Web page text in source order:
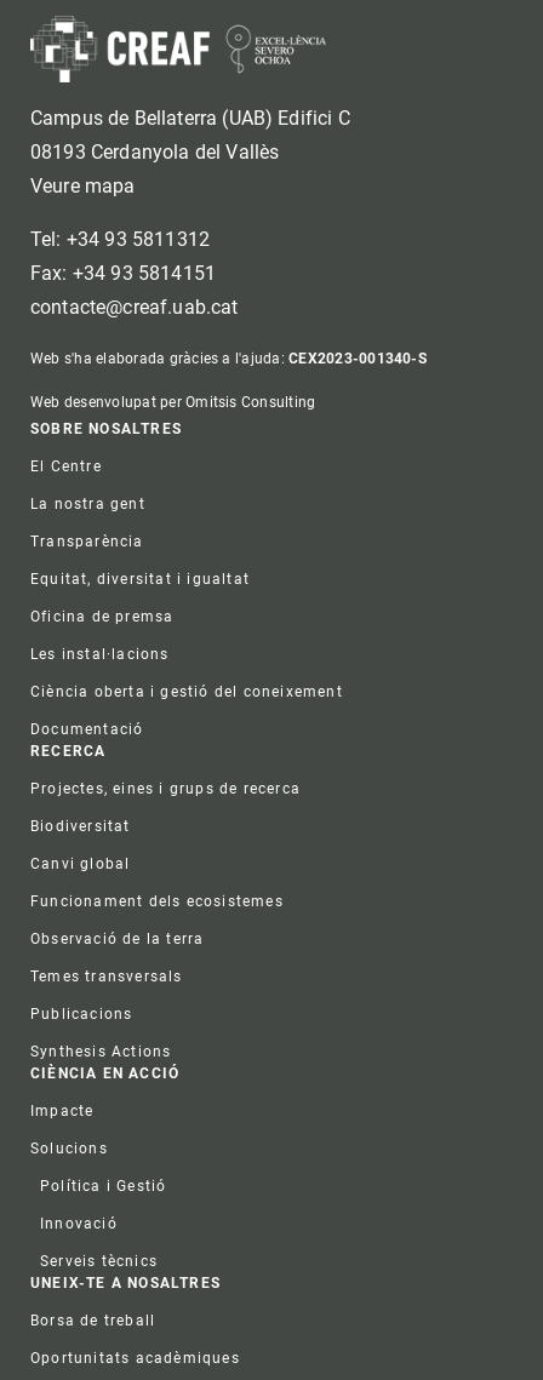
Campus de Bellaterra (UAB) Edifici C
08193 Cerdanyola del Vallès
Veure mapa
Tel: +34 93 5811312
Fax: +34 93 5814151
contacte@creaf.uab.cat
Web s'ha elaborada gràcies a l'ajuda:CEX2023-001340-S
Web desenvolupat per Omitsis Consulting
Footer
SOBRE NOSALTRES
El Centre
La nostra gent
Transparència
Equitat, diversitat i igualtat
Oficina de premsa
Les instal·lacions
Ciència oberta i gestió del coneixement
Documentació
RECERCA
Projectes, eines i grups de recerca
Biodiversitat
Canvi global
Funcionament dels ecosistemes
Observació de la terra
Temes transversals
Publicacions
Synthesis Actions
CIÈNCIA EN ACCIÓ
Impacte
Solucions
Política i Gestió
Innovació
Serveis tècnics
UNEIX-TE A NOSALTRES
Borsa de treball
Oportunitats acadèmiques